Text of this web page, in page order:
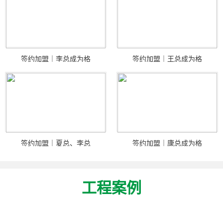
签约加盟｜李总成为格 签约加盟｜王总成为格
签约加盟｜夏总、李总 签约加盟｜康总成为格
工程案例